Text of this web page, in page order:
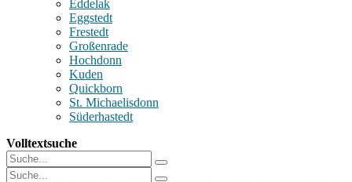
Eddelak
Eggstedt
Frestedt
Großenrade
Hochdonn
Kuden
Quickborn
St. Michaelisdonn
Süderhastedt
Volltextsuche